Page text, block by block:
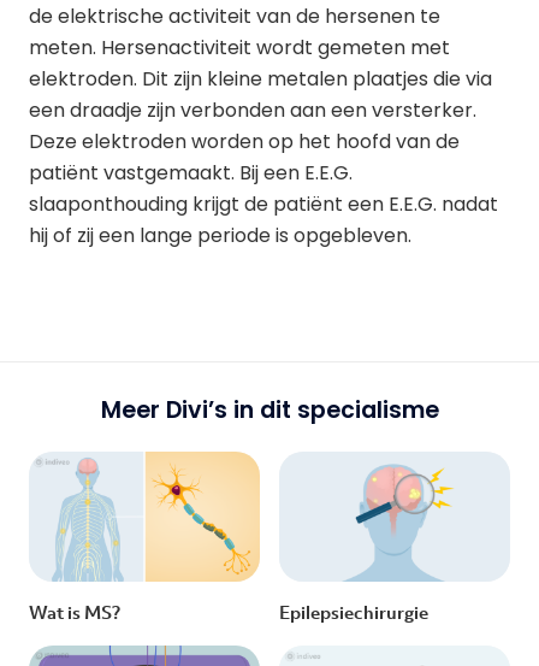
de elektrische activiteit van de hersenen te
meten. Hersenactiviteit wordt gemeten met
elektroden. Dit zijn kleine metalen plaatjes die via
een draadje zijn verbonden aan een versterker.
Deze elektroden worden op het hoofd van de
patiënt vastgemaakt. Bij een E.E.G.
slaaponthouding krijgt de patiënt een E.E.G. nadat
hij of zij een lange periode is opgebleven.
Meer Divi’s in dit specialisme
Wat is MS? Epilepsiechirurgie